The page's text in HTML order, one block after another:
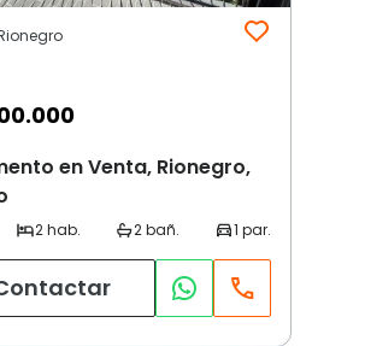
en Venta, Rionegro,